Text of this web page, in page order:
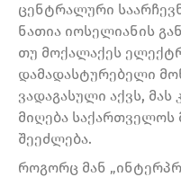
ცენტრალური
ნათია იოსელიანის
თუ მოქალაქეს
დამადასტურებელი
ვადაგასული აქვს,
მიღება
შეეძლება.
როგორც მან